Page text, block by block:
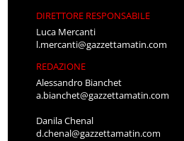
DIRETTORE RESPONSABILE
Luca Mercanti
l.mercanti@gazzettamatin.com
REDAZIONE
Alessandro Bianchet
a.bianchet@gazzettamatin.com
Danila Chenal
d.chenal@gazzettamatin.com